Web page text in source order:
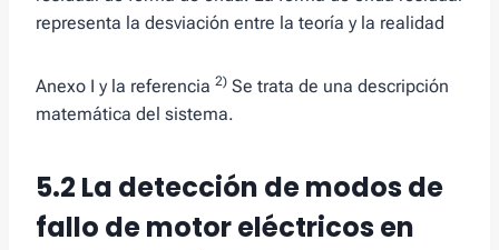
representa la desviación entre la teoría y la realidad
Anexo I y la referencia 2) Se trata de una descripción
matemática del sistema.
5.2 La detección de modos de
fallo de motor eléctricos en